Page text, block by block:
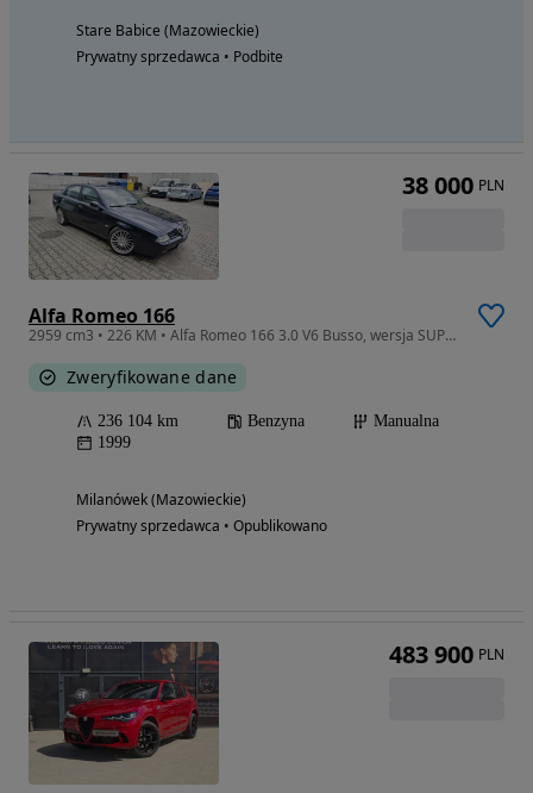
Stare Babice (Mazowieckie)
Prywatny sprzedawca • Podbite
Alfa Romeo 166
2959 cm3 • 226 KM • Alfa Romeo 166 3.0 V6 Busso, wersja SUPER przedlift
Zweryfikowane dane
236 104 km Benzyna
Manualna
1999
Milanówek (Mazowieckie)
Prywatny sprzedawca • Opublikowano
38 000 PLN
483 900 PLN